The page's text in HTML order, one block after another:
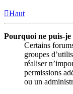
Haut
Pourquoi ne puis-je
Certains
groupes
réaliser
permissions
ou un